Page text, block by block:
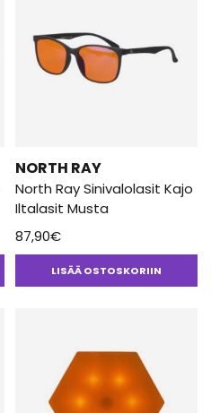
NORTH RAY
North Ray Sinivalolasit Kajo
Iltalasit Musta
87,90€
LISÄÄ OSTOSKORIIN